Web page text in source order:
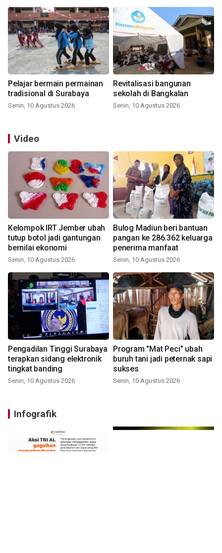
Pelajar bermain permainan
tradisional di Surabaya
Senin, 10 Agustus 2026
Revitalisasi bangunan
sekolah di Bangkalan
Senin, 10 Agustus 2026
Video
Kelompok IRT Jember ubah
tutup botol jadi gantungan
bernilai ekonomi
Senin, 10 Agustus 2026
Bulog Madiun beri bantuan
pangan ke 286.362 keluarga
penerima manfaat
Senin, 10 Agustus 2026
Pengadilan Tinggi Surabaya
terapkan sidang elektronik
tingkat banding
Senin, 10 Agustus 2026
Program "Mat Peci" ubah
buruh tani jadi peternak sapi
sukses
Senin, 10 Agustus 2026
Infografik